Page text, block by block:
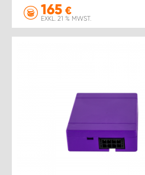
165 €
EXKL. 21 % MWST.